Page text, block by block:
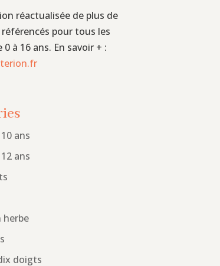
réactualisée de plus de
référencés pour tous les
à 16 ans. En savoir + :
ans
ans
herbe
doigts